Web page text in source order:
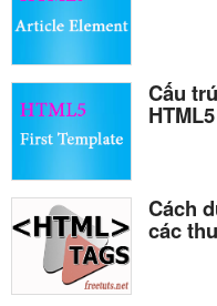
Cấu
Cách
các